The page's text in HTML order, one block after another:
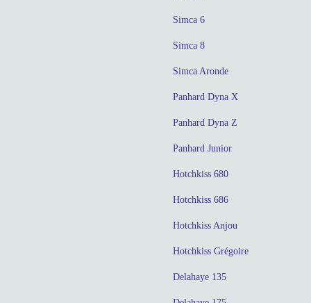
Simca 6
Simca 8
Simca Aronde
Panhard Dyna X
Panhard Dyna Z
Panhard Junior
Hotchkiss 680
Hotchkiss 686
Hotchkiss Anjou
Hotchkiss Grégoire
Delahaye 135